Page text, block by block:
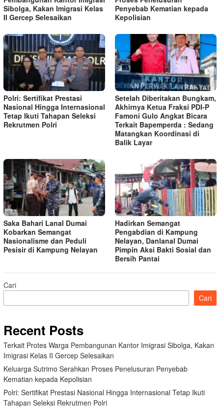
Sibolga, Kakan Imigrasi Kelas
II Gercep Selesaikan
Penyebab Kematian kepada
Kepolisian
Polri: Sertifikat Prestasi
Nasional Hingga Internasional
Tetap Ikuti Tahapan Seleksi
Rekrutmen Polri
Setelah Diberitakan Bungkam,
Akhirnya Ketua Fraksi PDI-P
Famoni Gulo Angkat Bicara
Terkait Bapemperda : Sedang
Matangkan Koordinasi di
Balik Layar
Saka Bahari Lanal Dumai
Kobarkan Semangat
Nasionalisme dan Peduli
Pesisir di Kampung Nelayan
Hadirkan Semangat
Pengabdian di Kampung
Nelayan, Danlanal Dumai
Pimpin Aksi Bakti Sosial dan
Bersih Pantai
Cari
Cari
Recent Posts
Terkait Protes Warga Pembangunan Kantor Imigrasi Sibolga, Kakan
Imigrasi Kelas II Gercep Selesaikan
Keluarga Sutrimo Serahkan Proses Penelusuran Penyebab
Kematian kepada Kepolisian
Polri: Sertifikat Prestasi Nasional Hingga Internasional Tetap Ikuti
Tahapan Seleksi Rekrutmen Polri